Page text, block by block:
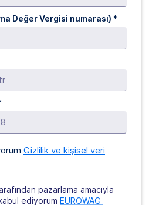
Değer Vergisi numarası) *
Gizlilik ve kişisel veri
pazarlama amacıyla
ediyorum EUROWAG